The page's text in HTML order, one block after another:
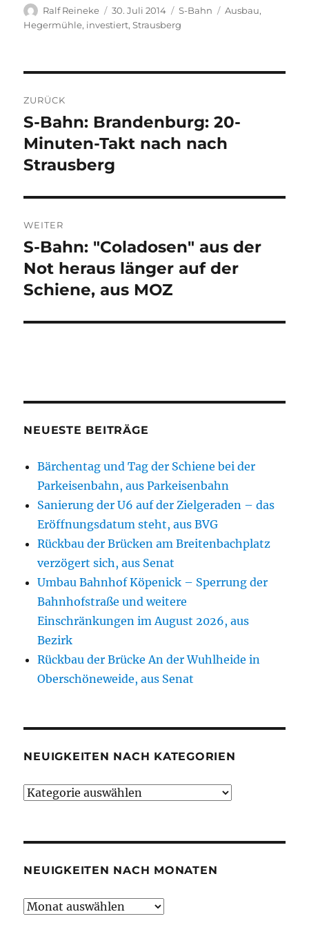
Autor
Ralf Reineke
Veröffentlicht
am
30. Juli 2014 Kategorien
S-Bahn Schlagwörter
Ausbau,
Hegermühle, investiert,Strausberg
ZURÜCK
Vorheriger
Beitrag:
S-Bahn: Brandenburg: 20-
Minuten-Takt nach nach
Strausberg
WEITER
Nächster
Beitrag:
S-Bahn: "Coladosen" aus der
Not heraus länger auf der
Schiene, aus MOZ
NEUESTE BEITRÄGE
Bärchentag und Tag der Schiene bei der
Parkeisenbahn, aus Parkeisenbahn
Sanierung der U6 auf der Zielgeraden – das
Eröffnungsdatum steht, aus BVG
Rückbau der Brücken am Breitenbachplatz
verzögert sich, aus Senat
Umbau Bahnhof Köpenick – Sperrung der
Bahnhofstraße und weitere
Einschränkungen im August 2026, aus
Bezirk
Rückbau der Brücke An der Wuhlheide in
Oberschöneweide, aus Senat
NEUIGKEITEN NACH KATEGORIEN
Neuigkeiten
NEUIGKEITEN NACH MONATEN
Neuigkeiten